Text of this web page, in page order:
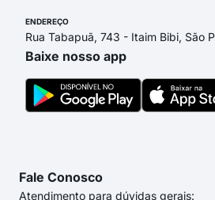
ENDEREÇO
Rua Tabapuã, 743 - Itaim Bibi, São
Baixe nosso app
Fale Conosco
Atendimento para dúvidas gerais: